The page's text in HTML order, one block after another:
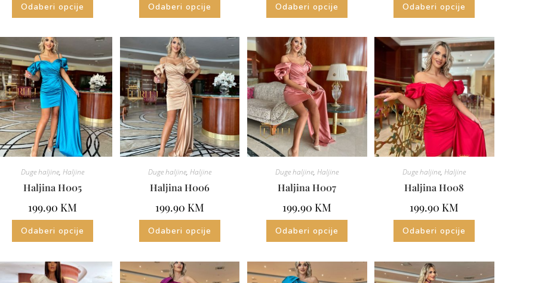
Odaberi opcije Odaberi opcije Odaberi opcije Odaberi opcije
Duge haljine, Haljine
Haljina H005
199.90 KM
Odaberi opcije
Duge haljine, Haljine
Haljina H006
199.90 KM
Odaberi opcije
Duge haljine,Haljine
Haljina H007
199.90 KM
Odaberi opcije
Duge haljine,Haljine
Haljina H008
199.90 KM
Odaberi opcije